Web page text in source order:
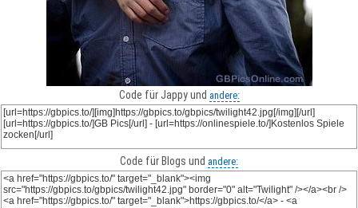
Code für Jappy und andere:
Code für Blogs und andere: